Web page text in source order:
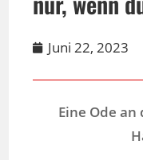
Juni 22, 2023
Eine Ode an